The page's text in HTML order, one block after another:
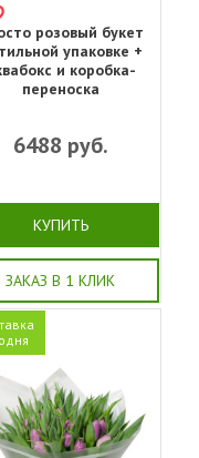
розовый букет
упаковке +
и коробка-
переноска
6488 руб.
КУПИТЬ
ЗАКАЗ В 1 КЛИК